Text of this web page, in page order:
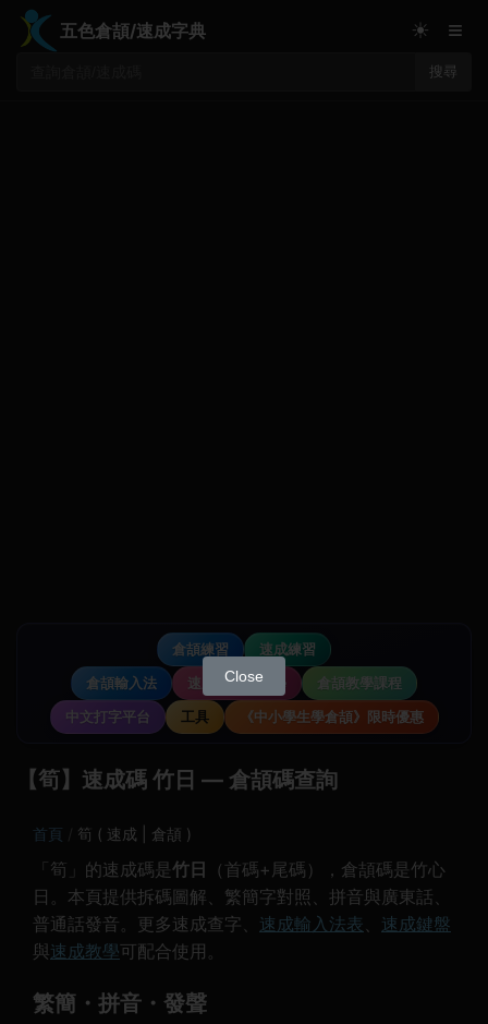
五色倉頡/速成字典
搜尋
☀ ≡
倉頡練習
速成練習
倉頡輸入法
速成輸入法教學
倉頡教學課程
中文打字平台
工具 《中小學生學倉頡》限時優惠
【筍】速成碼 竹日 — 倉頡碼查詢
首頁 筍 ( 速成 | 倉頡 )
「筍」的速成碼是 竹日
（首碼+尾碼），倉頡碼是竹心
日。本頁提供拆碼圖解、繁簡字對照、拼音與廣東話、
普通話發音。更多速成查字、 速成輸入法表、 速成鍵盤
與速成教學可配合使用。
繁簡・拼音・發聲
Close